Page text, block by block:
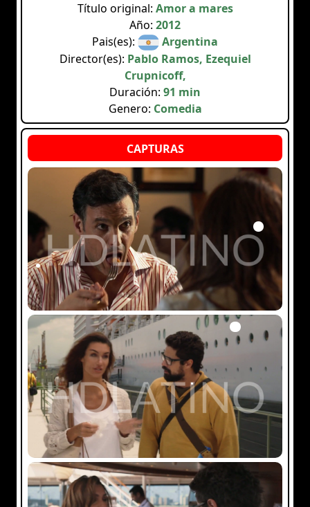
Título original: Amor a mares
Año: 2012
Pais(es):
Argentina
Director(es): Pablo Ramos, Ezequiel
Crupnicoff,
Duración: 91 min
Genero: Comedia